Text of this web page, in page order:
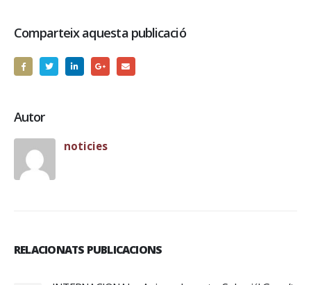
Comparteix aquesta publicació
Autor
noticies
RELACIONATS PUBLICACIONS